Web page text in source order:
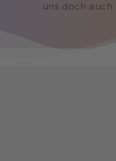
uns doch